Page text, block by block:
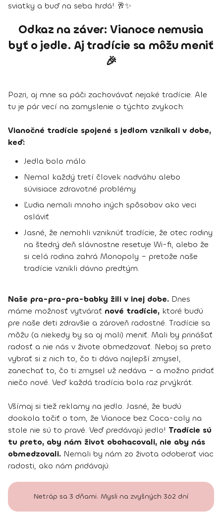
sviatky a buď na seba hrdá! 🥂✨
Odkaz na záver: Vianoce nemusia
byť o jedle. Aj tradície sa môžu meniť
🎉
Pozri, aj mne sa páči zachovávať nejaké tradície. Ale
tu je pár vecí na zamyslenie o týchto zvykoch:
Vianočné tradície spojené s jedlom vznikali v dobe,
keď:
Jedla bolo málo
Nemal každý tretí človek nadváhu alebo
súvisiace zdravotné problémy
Ľudia nemali mnoho iných spôsobov ako veci
osláviť
Jasné, že nemohli vzniknúť tradície, že otec rodiny
na štedrý deň slávnostne resetuje Wi-fi, alebo že
si celá rodina zahrá Monopoly – pretože naše
tradície vznikli dávno predtým.
Naše pra-pra-pra-babky žili v inej dobe. Dnes
máme možnosť vytvárať nové tradície, ktoré budú
pre naše deti zdravšie a zároveň radostné. Tradície sa
môžu (a niekedy by sa aj mali) meniť. Mali by prinášať
radosť a nie nás v živote obmedzovať. Neboj sa preto
vybrať si z nich to, čo ti dáva najlepší zmysel,
zanechať to, čo ti zmysel už nedáva – a možno pridať
niečo nové. Veď každá tradícia bola raz prvýkrát.
Všímaj si tiež reklamy na jedlo. Jasné, že budú
dookola točiť o tom, že Vianoce bez Coca-coly na
stole nie sú to pravé. Veď predávajú jedlo! Tradície sú
tu preto, aby nám život obohacovali, nie aby nás
obmedzovali. Nemali by nám zo života odoberať viac
radosti, ako nám pridávajú.
Netráp sa 3 dňami. Mysli na zvyšných 362 dní